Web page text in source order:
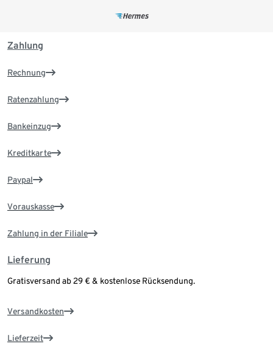
Zahlung
Rechnung
Ratenzahlung
Bankeinzug
Kreditkarte
Paypal
Vorauskasse
Zahlung in der Filiale
Lieferung
Gratisversand ab 29 € & kostenlose Rücksendung.
Versandkosten
Lieferzeit